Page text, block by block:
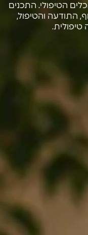
הטיפולי. התכנים
התודעה והטיפול,
טיפולית.